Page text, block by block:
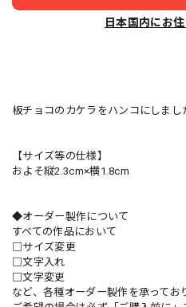
日本国内にお
板チョコのカケラをハンコにしまし
【サイズ等の仕様】
およそ縦2.3cm×横1.8cm
◆オーダー製作について
すべての作品において
□サイズ変更
□文字入れ
□文字変更
など、各種オーダー製作を承ってお